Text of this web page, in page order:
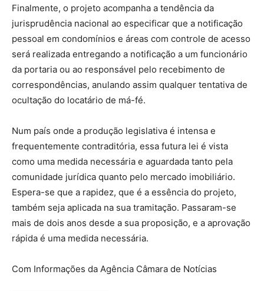
Finalmente, o projeto acompanha a tendência da
jurisprudência nacional ao especificar que a notificação
pessoal em condomínios e áreas com controle de acesso
será realizada entregando a notificação a um funcionário
da portaria ou ao responsável pelo recebimento de
correspondências, anulando assim qualquer tentativa de
ocultação do locatário de má-fé.
Num país onde a produção legislativa é intensa e
frequentemente contraditória, essa futura lei é vista
como uma medida necessária e aguardada tanto pela
comunidade jurídica quanto pelo mercado imobiliário.
Espera-se que a rapidez, que é a essência do projeto,
também seja aplicada na sua tramitação. Passaram-se
mais de dois anos desde a sua proposição, e a aprovação
rápida é uma medida necessária.
Com Informações da Agência Câmara de Notícias